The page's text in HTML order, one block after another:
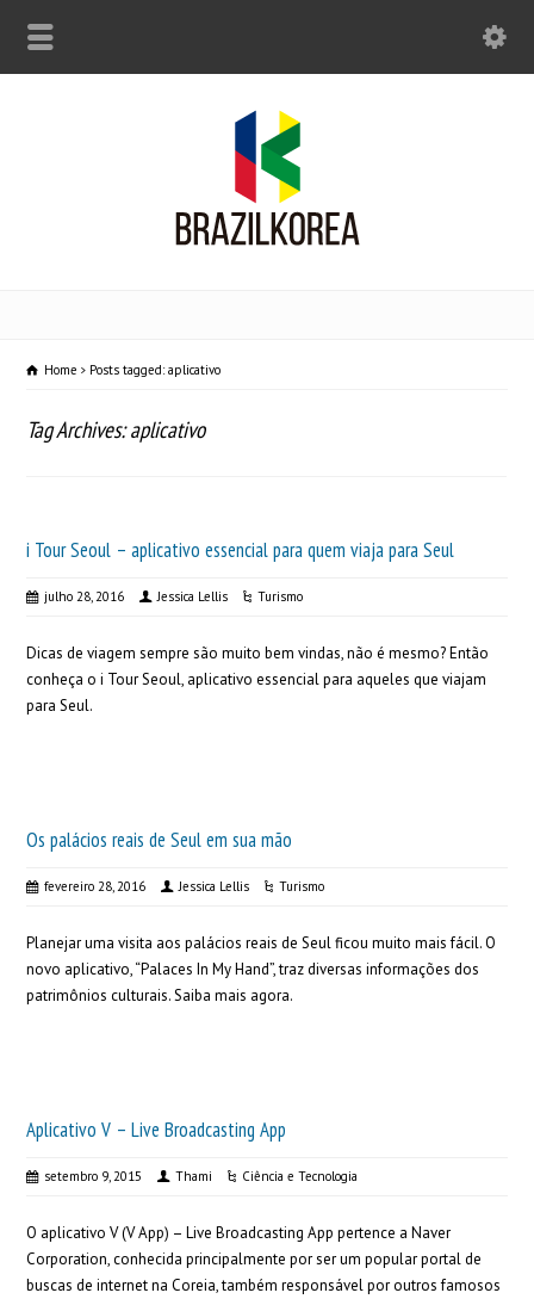
Home Posts tagged: aplicativo
Tag Archives: aplicativo
i Tour Seoul – aplicativo essencial para quem viaja para Seul
julho 28, 2016 Jessica Lellis Turismo
Dicas de viagem sempre são muito bem vindas, não é mesmo? Então
conheça o i Tour Seoul, aplicativo essencial para aqueles que viajam
para Seul.
Os palácios reais de Seul em sua mão
fevereiro 28, 2016 Jessica Lellis Turismo
Planejar uma visita aos palácios reais de Seul ficou muito mais fácil. O
novo aplicativo, “Palaces In My Hand”, traz diversas informações dos
patrimônios culturais. Saiba mais agora.
Aplicativo V – Live Broadcasting App
setembro 9, 2015 Thami Ciência e Tecnologia
O aplicativo V (V App) – Live Broadcasting App pertence a Naver
Corporation, conhecida principalmente por ser um popular portal de
buscas de internet na Coreia, também responsável por outros famosos